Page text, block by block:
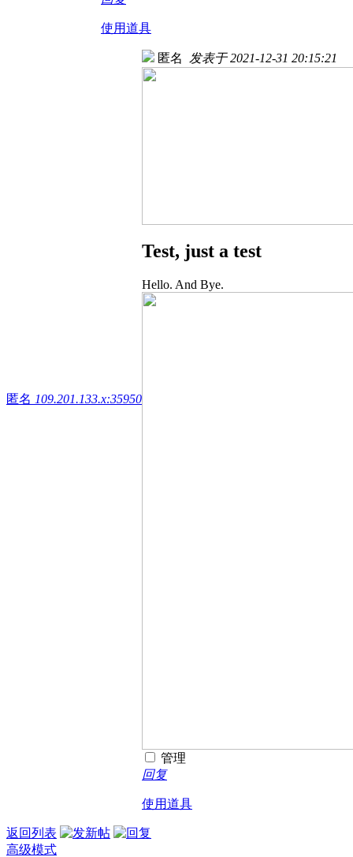
使用道具
匿名 109.201.133.x:35950
匿名 发表于 2021-12-31 20:15:21
Test, just a test
Hello. And Bye.
管理
回复
使用道具
返回列表
高级模式